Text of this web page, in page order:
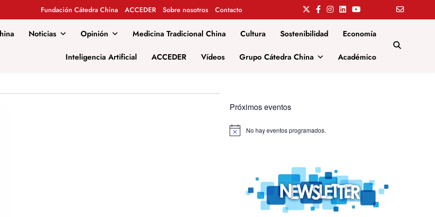
Fundación Cátedra China ACCEDER Sobre nosotros Contacto
Noticias Opinión Medicina Tradicional China Cultura Sostenibilidad Economía
Inteligencia Artificial ACCEDER Vídeos Grupo Cátedra China Académico
Próximos eventos
Aviso No hay eventos programados.